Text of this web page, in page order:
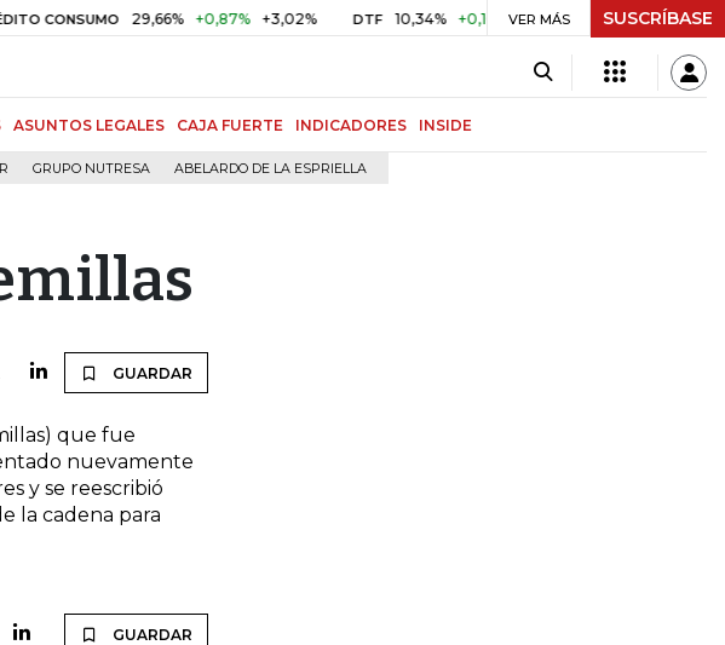
CONSUMO 29,66% +0,87% +3,02% DTF 10,34% +0,10% +0,98% $ 416,91 +$
VER MÁS SUSCRÍBASE
ASUNTOS LEGALES CAJA FUERTE INDICADORES INSIDE
GRUPO NUTRESA ABELARDO DE LA ESPRIELLA
GUARDAR
que fue
nuevamente
y se reescribió
la cadena para
GUARDAR